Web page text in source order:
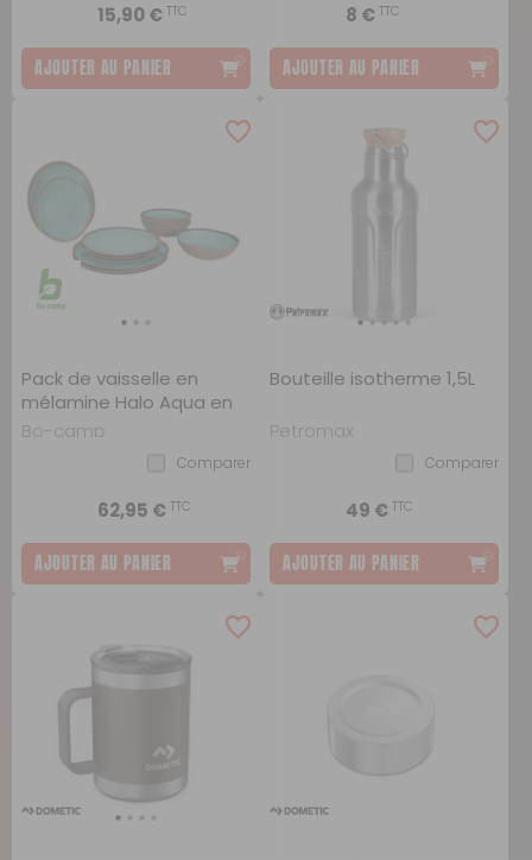
15,90 €TTC
AJOUTER AU PANIER
8 €TTC
AJOUTER AU PANIER
Pack de vaisselle en
mélamine Halo Aqua en
mélamine 12 Pièces
Bo-camp
Comparer
62,95 €TTC
AJOUTER AU PANIER
Bouteille isotherme 1,5L
Petromax
Comparer
49 €TTC
AJOUTER AU PANIER